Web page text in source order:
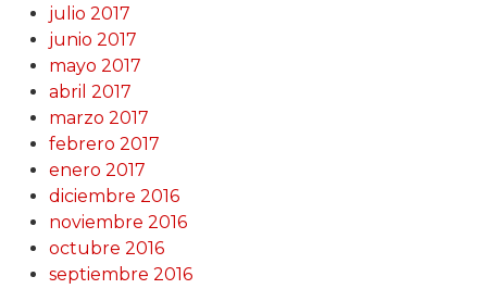
julio 2017
junio 2017
mayo 2017
abril 2017
marzo 2017
febrero 2017
enero 2017
diciembre 2016
noviembre 2016
octubre 2016
septiembre 2016